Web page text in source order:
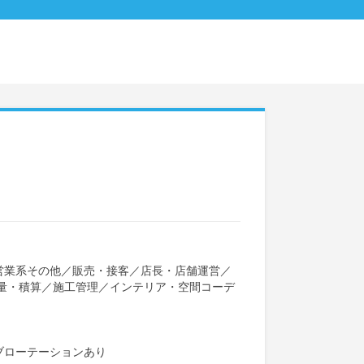
業系その他／販売・接客 ／ 店長・店舗運営／
・積算／施工管理 ／インテリア・空間コーデ
ローテーションあり